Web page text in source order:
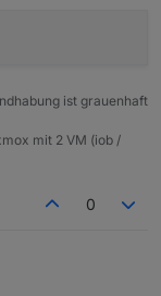
ist grauenhaft
mit 2 VM (iob /
0